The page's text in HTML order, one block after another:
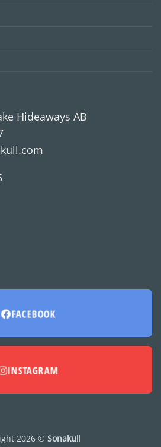
Hideaways AB
FACEBOOK
INSTAGRAM
2026 © Sonakull